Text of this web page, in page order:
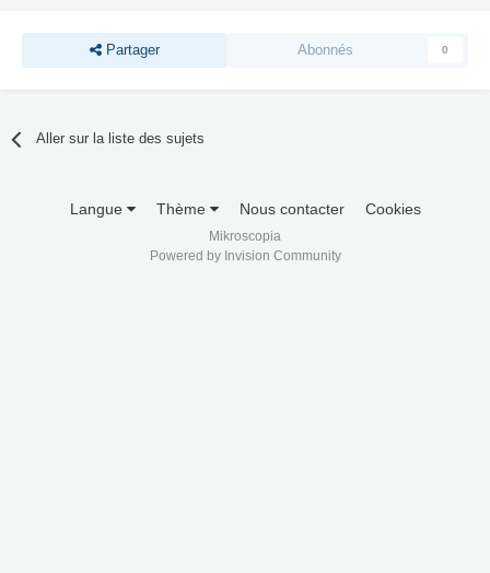
Partager Abonnés 0
Aller sur la liste des sujets
Langue Thème Nous contacter Cookies
Mikroscopia
Powered by Invision Community